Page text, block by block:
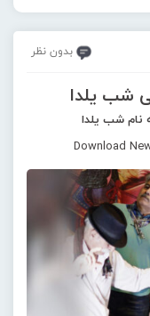
بدون نظر
شب یلدا
نام شب یلدا
Download